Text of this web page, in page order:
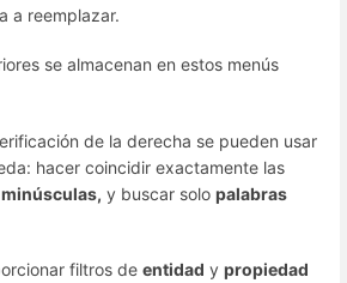
a reemplazar.
se almacenan en estos menús
de la derecha se pueden usar
hacer coincidir exactamente las
y buscar solo palabras
filtros de entidad y propiedad